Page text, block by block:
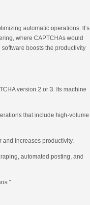
automatic operations. It’s
where CAPTCHAs would
boosts the productivity
version 2 or 3. Its machine
that include high-volume
increases productivity.
automated posting, and